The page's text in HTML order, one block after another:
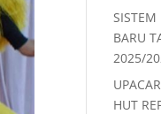
BARU
2025/
HUT